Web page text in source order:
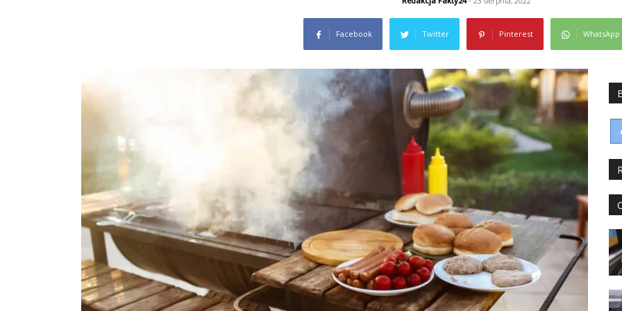
Facebook Twitter Pinterest WhatsApp